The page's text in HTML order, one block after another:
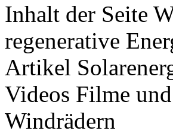
Inhalt der Seite
regenerative
Artikel
Videos Filme
Windrädern